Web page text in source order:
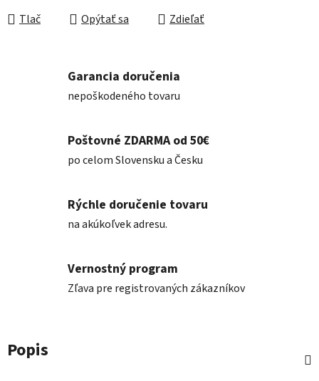
Tlač Opýtať sa Zdieľať
Garancia doručenia
nepoškodeného tovaru
Poštovné ZDARMA od 50€
po celom Slovensku a Česku
Rýchle doručenie tovaru
na akúkoľvek adresu.
Vernostný program
Zľava pre registrovaných zákazníkov
Popis